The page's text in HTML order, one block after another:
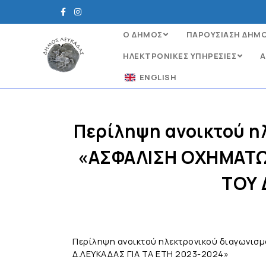
Ο ΔΗΜΟΣ
ΠΑΡΟΥΣΙΑΣΗ
ΗΛΕΚΤΡΟΝΙΚΈΣ ΥΠΗΡΕΣΊΕΣ
ENGLISH
Περίληψη ανοικτού
«ΑΣΦΑΛΙΣΗ
ΤΟΥ
Περίληψη ανοικτού ηλεκτρονικού
Δ.ΛΕΥΚΑΔΑΣ ΓΙΑ ΤΑ ΕΤΗ 2023-2024»